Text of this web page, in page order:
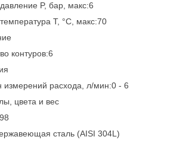
P, бар, макс:6
T, °C, макс:70
контуров:6
измерений расхода, л/мин:0 - 6
цвета и вес
сталь (AISI 304L)